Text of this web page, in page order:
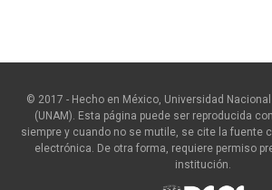
© 2017 - Hecho en México, Universidad
(UNAM). Esta página puede ser reproducida
siempre y cuando no se mutile, se cite la fuente
electrónica. De otra forma, requiere permiso
institución.